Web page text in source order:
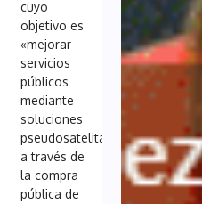
cuyo
objetivo es
«mejorar
servicios
públicos
mediante
soluciones
pseudosatelitales
a través de
la compra
pública de